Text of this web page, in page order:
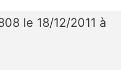
le 18/12/2011 à